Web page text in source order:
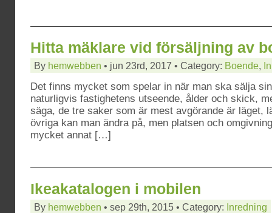
Hitta mäklare vid försäljning av
By hemwebben • jun 23rd, 2017 • Category: Boende,
Det finns mycket som spelar in när man ska sälja
naturligvis fastighetens utseende, ålder och skick,
säga, de tre saker som är mest avgörande är läget,
övriga kan man ändra på, men platsen och
mycket annat […]
Ikeakatalogen i mobilen
By hemwebben • sep 29th, 2015 • Category: Inredning